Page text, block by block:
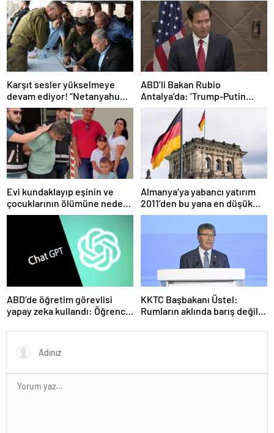
Karşıt sesler yükselmeye
devam ediyor! “Netanyahu
geleceğimizi Gazze’nin
kumlarına gömüyor”
ABD’li Bakan Rubio
Antalya’da: ‘Trump-Putin
görüşmedikçe başaramayız’
Evi kundaklayıp eşinin ve
çocuklarının ölümüne neden
olmuştu! Yeni görüntüler
Almanya’ya yabancı yatırım
2011’den bu yana en düşük
seviyede
ABD’de öğretim görevlisi
yapay zeka kullandı: Öğrenci
KKTC Başbakanı Üstel:
Rumların aklında barış değil